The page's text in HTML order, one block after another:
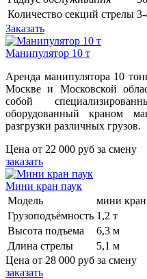
Количество секций стрелы
Заказать
Манипулятор 10 т
Аренда манипулятора 10
Москве и Московской
собой
оборудованный краном
разгрузки различных грузов.
Цена от 22 000 руб за смену
заказать
Мини кран паук
Модель
мини
Грузоподъёмность 1,2 т
Высота подъема
6,3 м
Длина стрелы
5,1 м
Цена от 28 000 руб за смену
заказать